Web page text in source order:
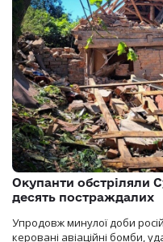
Окупанти обстріляли
десять постраждалих
Упродовж минулої доби
керовані авіаційні бомби,